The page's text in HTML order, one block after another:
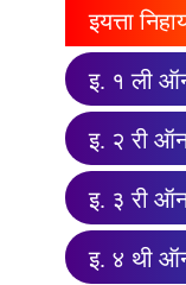
इयत्ता
इ. १ ली
इ. २ री
इ. ३ री
इ. ४ थी